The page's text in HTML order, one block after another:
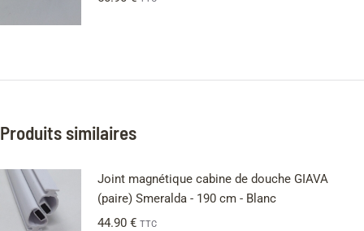
Produits similaires
Joint magnétique cabine de douche GIAVA
(paire) Smeralda - 190 cm - Blanc
44.90 € TTC